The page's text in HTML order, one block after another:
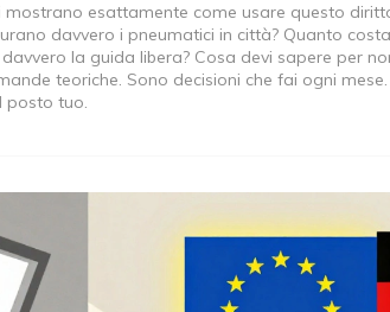
esattamente come usare questo
davvero i pneumatici in città? Quanto
la guida libera? Cosa devi sapere per
teoriche. Sono decisioni che fai ogni
posto tuo.